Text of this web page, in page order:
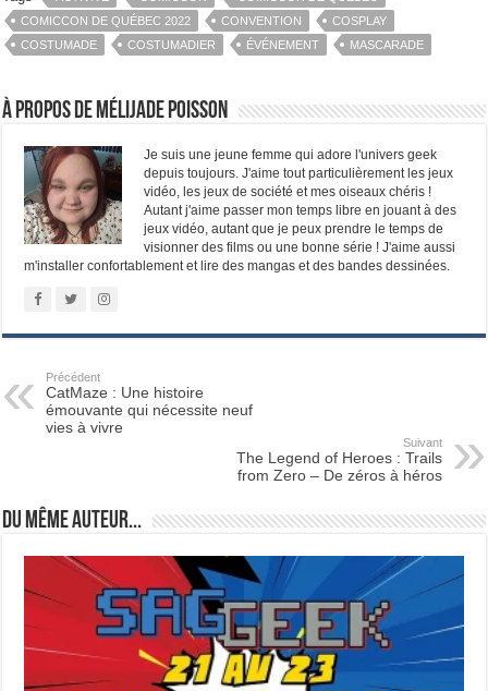
COMICCON DE QUÉBEC 2022
CONVENTION
COSPLAY
COSTUMADE
COSTUMADIER ÉVÉNEMENT MASCARADE
À propos de Mélijade Poisson
Je suis une jeune femme qui adore l'univers geek
depuis toujours. J'aime tout particulièrement les jeux
vidéo, les jeux de société et mes oiseaux chéris !
Autant j'aime passer mon temps libre en jouant à des
jeux vidéo, autant que je peux prendre le temps de
visionner des films ou une bonne série ! J'aime aussi
m'installer confortablement et lire des mangas et des bandes dessinées.
Précédent
CatMaze : Une histoire
émouvante qui nécessite neuf
vies à vivre
Suivant
The Legend of Heroes : Trails
from Zero – De zéros à héros
Du même auteur...